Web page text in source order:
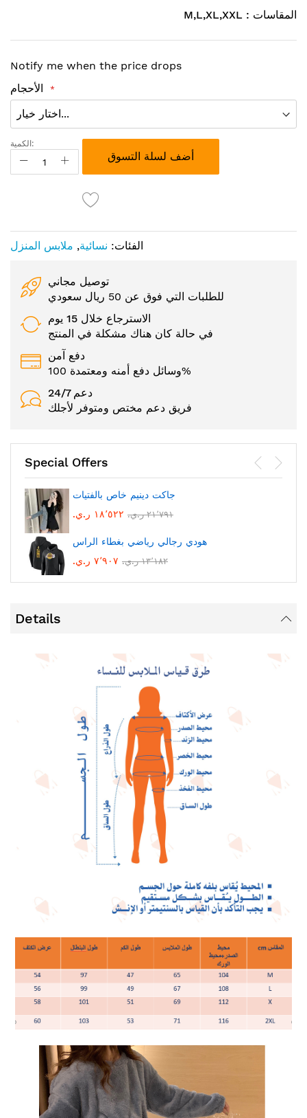
M,L,XL,XXL : المقاسات
Notify me when the price drops
الأحجام
الكمية:
أضف لسلة التسوق
الفئات: نسائية, ملابس المنزل
توصيل مجاني
للطلبات التي فوق عن 50 ريال سعودي
الاسترجاع خلال 15 يوم
في حالة كان هناك مشكلة في المنتج
دفع آمن
وسائل دفع أمنه ومعتمدة 100%
24/7 دعم
فريق دعم مختص ومتوفر لأجلك
Special Offers
جاكت دينيم خاص بالفتيات
١٨٬٥٢٢ ر.ي.‏
٢١٬٧٩١ ر.ي.‏
هودي رجالي رياضي بغطاء الراس
٧٬٩٠٧ ر.ي.‏
١٣٬١٨٢ ر.ي.‏
Details